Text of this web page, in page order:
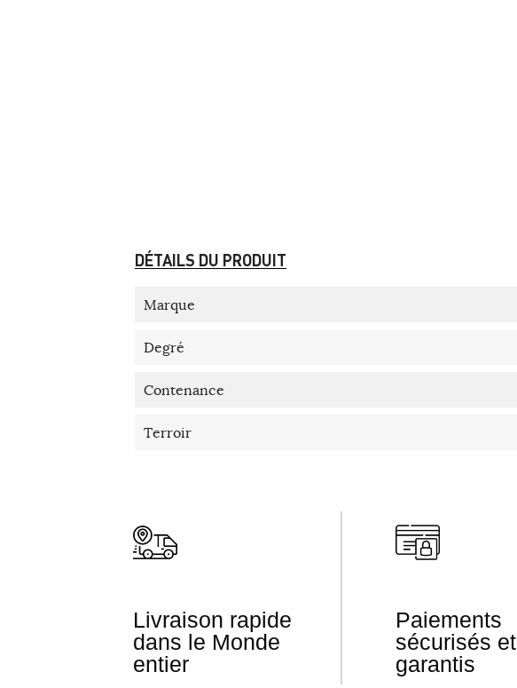
DÉTAILS DU PRODUIT
Marque
Degré
Contenance
Terroir
Livraison rapide
dans le Monde
entier
Paiements
sécurisés et
garantis